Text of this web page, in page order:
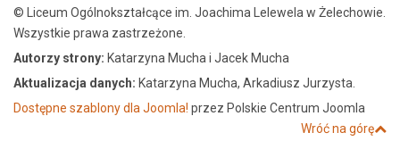
© Liceum Ogólnokształcące im. Joachima Lelewela w Żelechowie.
Wszystkie prawa zastrzeżone.
Autorzy strony: Katarzyna Mucha i Jacek Mucha
Aktualizacja danych: Katarzyna Mucha, Arkadiusz Jurzysta.
Dostępne szablony dla Joomla! przez Polskie Centrum Joomla
Wróć na górę